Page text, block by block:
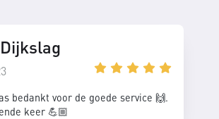
bedankt voor de goede service 🙌.
keer 💪🏼